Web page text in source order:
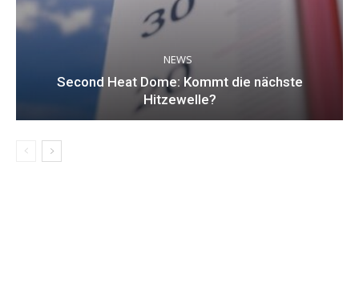
NEWS
Second Heat Dome: Kommt die nächste
Hitzewelle?